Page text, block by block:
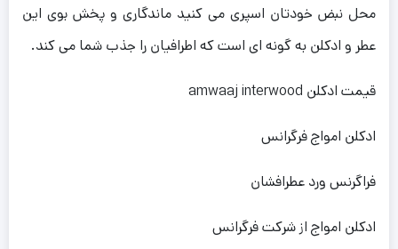
محل نبض خودتان اسپری می کنید ماندگاری و پخش بوی این
عطر و ادکلن به گونه ای است که اطرافیان را جذب شما می کند.
قیمت ادکلن amwaaj interwood
ادکلن امواج فرگرانس
فراگرنس ورد عطرافشان
ادکلن امواج از شرکت فرگرانس